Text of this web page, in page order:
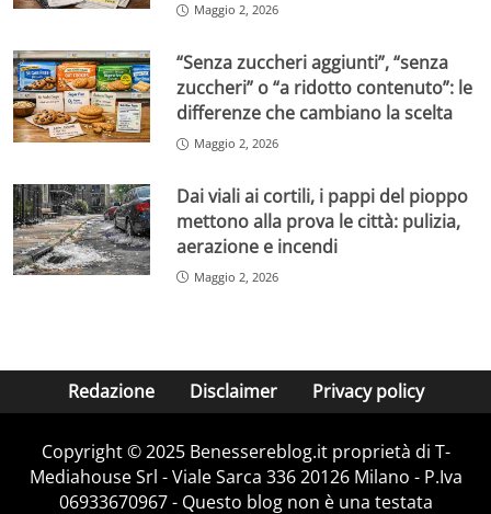
Maggio 2, 2026
“Senza zuccheri aggiunti”, “senza
zuccheri” o “a ridotto contenuto”: le
differenze che cambiano la scelta
Maggio 2, 2026
Dai viali ai cortili, i pappi del pioppo
mettono alla prova le città: pulizia,
aerazione e incendi
Maggio 2, 2026
Redazione Disclaimer Privacy policy
Copyright © 2025 Benessereblog.it proprietà di T-
Mediahouse Srl - Viale Sarca 336 20126 Milano - P.Iva
06933670967 - Questo blog non è una testata